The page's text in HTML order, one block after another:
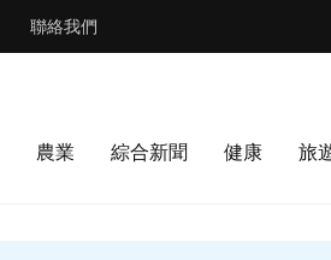
聯絡我們
農業 綜合新聞 健康 旅